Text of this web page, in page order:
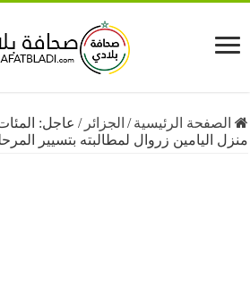
الرئيسية /الجزائر/عاجل: المئات من
زروال لمطالبته بتسيير المرحلة